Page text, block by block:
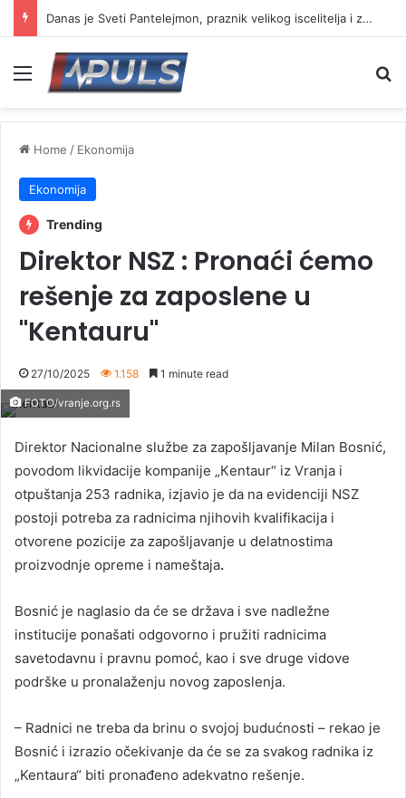
Danas je Sveti Pantelejmon, praznik velikog iscelitelja i zaštitnika bolesnih
Menu
Home / Ekonomija
Ekonomija
Trending
Direktor NSZ : Pronaći ćemo
rešenje za zaposlene u
"Kentauru"
27/10/2025 1.158 1 minute read
FOTO/vranje.org.rs
Direktor Nacionalne službe za zapošljavanje Milan Bosnić,
povodom likvidacije kompanije „Кentaur“ iz Vranja i
otpuštanja 253 radnika, izjavio je da na evidenciji NSZ
postoji potreba za radnicima njihovih kvalifikacija i
otvorene pozicije za zapošljavanje u delatnostima
proizvodnje opreme i nameštaja.
Bosnić je naglasio da će se država i sve nadležne
institucije ponašati odgovorno i pružiti radnicima
savetodavnu i pravnu pomoć, kao i sve druge vidove
podrške u pronalaženju novog zaposlenja.
– Radnici ne treba da brinu o svojoj budućnosti – rekao je
Bosnić i izrazio očekivanje da će se za svakog radnika iz
„Kentaura“ biti pronađeno adekvatno rešenje.